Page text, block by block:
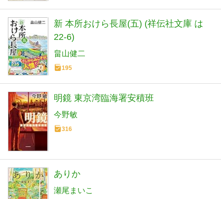
新 本所おけら長屋(五) (祥伝社文庫 は
22-6)
畠山健二
195
明鏡 東京湾臨海署安積班
今野敏
316
ありか
瀬尾まいこ